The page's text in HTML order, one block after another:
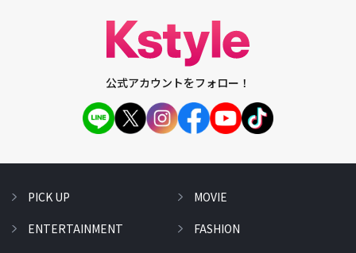
公式アカウントをフォロー！
PICK UP
ENTERTAINMENT
MOVIE
FASHION